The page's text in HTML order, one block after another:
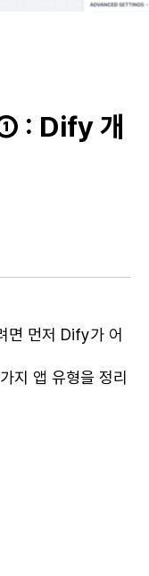
: Dify 개
면 먼저 Dify가 어
지 앱 유형을 정리